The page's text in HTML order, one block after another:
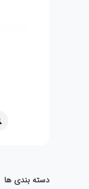
دسته بندی ها